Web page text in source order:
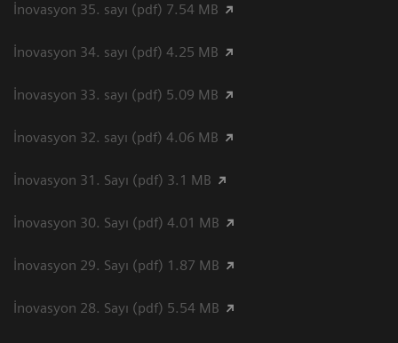
İnovasyon 35. sayı (pdf) 7.54 MB
İnovasyon 34. sayı (pdf) 4.25 MB
İnovasyon 33. sayı (pdf) 5.09 MB
İnovasyon 32. sayı (pdf) 4.06 MB
İnovasyon 31. Sayı (pdf) 3.1 MB
İnovasyon 30. Sayı (pdf) 4.01 MB
İnovasyon 29. Sayı (pdf) 1.87 MB
İnovasyon 28. Sayı (pdf) 5.54 MB